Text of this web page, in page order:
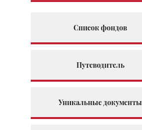
Список фондов
Путеводитель
Уникальные документы